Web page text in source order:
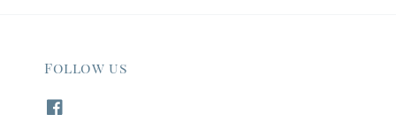
Follow us